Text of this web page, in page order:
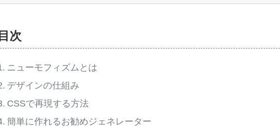
目次
ニューモフィズムとは
デザインの仕組み
CSSで再現する方法
簡単に作れるお勧めジェネレーター